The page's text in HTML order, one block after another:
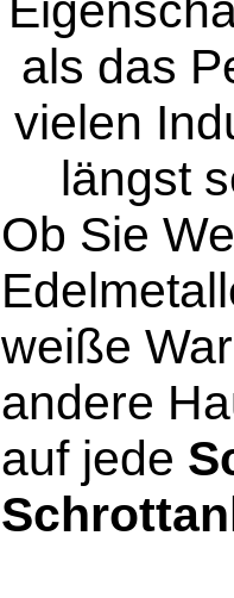
als das
vielen
längst
Ob Sie
weiße
andere
auf jede